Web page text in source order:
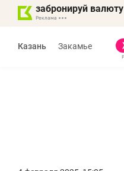
забронируй валюту
Казань Закамье